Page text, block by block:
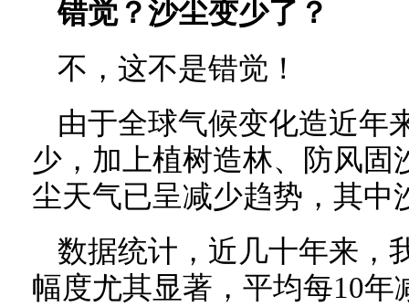
错觉？沙尘变少了？
不，这不是错觉！
由于全球气候变化造近年
少，加上植树造林、防风固
尘天气已呈减少趋势，其中
数据统计，近几十年来，
幅度尤其显著，平均每10年